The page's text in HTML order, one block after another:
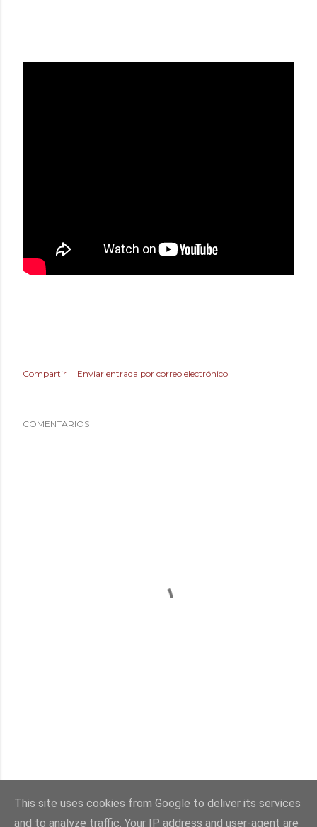
Compartir Enviar entrada por correo electrónico
COMENTARIOS
This site uses cookies from Google to deliver its services
and to analyze traffic. Your IP address and user-agent are